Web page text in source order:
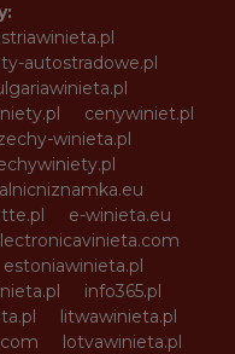
autostradowe.pl
cenywiniet.pl
winieta.pl
e-winieta.eu
estoniawinieta.pl
info365.pl
litwawinieta.pl
lotvawinieta.pl